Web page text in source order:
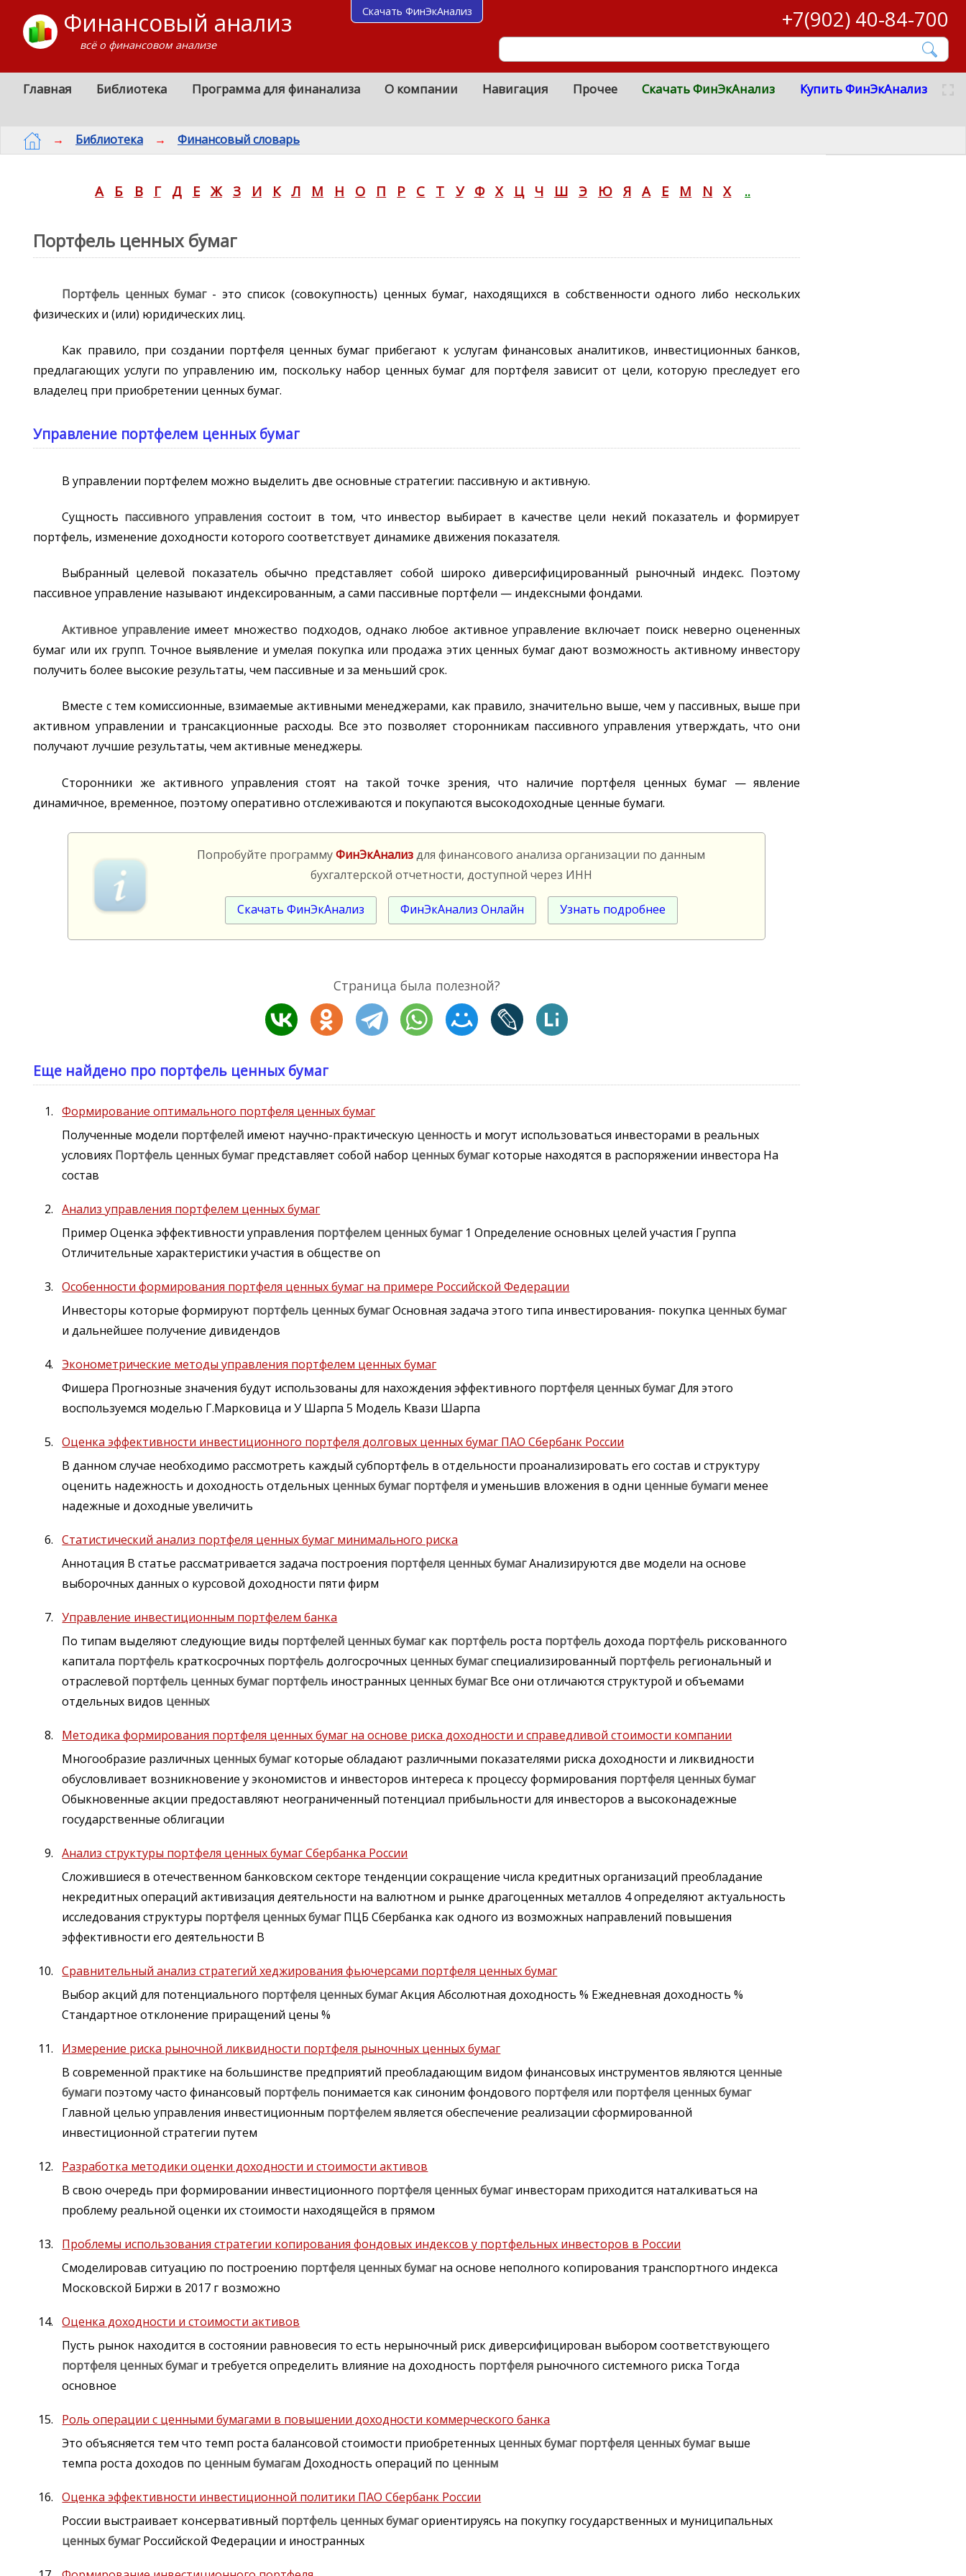
Финансовый анализ
всё о финансовом анализе
+7(902) 40-84-700
Главная Библиотека Программа для финанализа О компании Навигация Прочее Скачать ФинЭкАнализ Купить ФинЭкАнализ
→ Библиотека → Финансовый словарь
А Б В Г Д Е Ж З И К Л М Н О П Р С Т У Ф Х Ц Ч Ш Э Ю Я A E M N X ..
Портфель ценных бумаг
Портфель ценных бумаг- это список (совокупность) ценных бумаг, находящихся в собственности одного либо нескольких
физических и (или) юридических лиц.
Как правило, при создании портфеля ценных бумаг прибегают к услугам финансовых аналитиков, инвестиционных банков,
предлагающих услуги по управлению им, поскольку набор ценных бумаг для портфеля зависит от цели, которую преследует его
владелец при приобретении ценных бумаг.
Управление портфелем ценных бумаг
В управлении портфелем можно выделить две основные стратегии: пассивную и активную.
Сущность пассивного управления состоит в том, что инвестор выбирает в качестве цели некий показатель и формирует
портфель, изменение доходности которого соответствует динамике движения показателя.
Выбранный целевой показатель обычно представляет собой широко диверсифицированный рыночный индекс. Поэтому
пассивное управление называют индексированным, а сами пассивные портфели — индексными фондами.
Активное управлениеимеет множество подходов, однако любое активное управление включает поиск неверно оцененных
бумаг или их групп. Точное выявление и умелая покупка или продажа этих ценных бумаг дают возможность активному инвестору
получить более высокие результаты, чем пассивные и за меньший срок.
Вместе с тем комиссионные, взимаемые активными менеджерами, как правило, значительно выше, чем у пассивных, выше при
активном управлении и трансакционные расходы. Все это позволяет сторонникам пассивного управления утверждать, что они
получают лучшие результаты, чем активные менеджеры.
Сторонники же активного управления стоят на такой точке зрения, что наличие портфеля ценных бумаг — явление
динамичное, временное, поэтому оперативно отслеживаются и покупаются высокодоходные ценные бумаги.
Попробуйте программуФинЭкАнализдля финансового анализа организации по данным
бухгалтерской отчетности, доступной через ИНН
Скачать ФинЭкАнализ ФинЭкАнализ Онлайн Узнать подробнее
Страница была полезной?
Еще найдено про портфель ценных бумаг
Формирование оптимального портфеля ценных бумаг
Полученные модели портфелей имеют научно-практическую ценность и могут использоваться инвесторами в реальных
условиях Портфель ценныхбумагпредставляет собой набор ценныхбумагкоторые находятся в распоряжении инвестора На
состав
Анализ управления портфелем ценных бумаг
Пример Оценка эффективности управления портфелем ценныхбумаг1 Определение основных целей участия Группа
Отличительные характеристики участия в обществе on
Особенности формирования портфеля ценных бумаг на примере Российской Федерации
Инвесторы которые формируют портфель ценныхбумагОсновная задача этого типа инвестирования- покупка ценныхбумаг
и дальнейшее получение дивидендов
Эконометрические методы управления портфелем ценных бумаг
Фишера Прогнозные значения будут использованы для нахождения эффективного портфеля ценныхбумагДля этого
воспользуемся моделью Г.Марковица и У Шарпа 5 Модель Квази Шарпа
Оценка эффективности инвестиционного портфеля долговых ценных бумаг ПАО Сбербанк России
В данном случае необходимо рассмотреть каждый субпортфель в отдельности проанализировать его состав и структуру
оценить надежность и доходность отдельных ценныхбумаг портфеля и уменьшив вложения в одни ценныебумаги менее
надежные и доходные увеличить
Статистический анализ портфеля ценных бумаг минимального риска
Аннотация В статье рассматривается задача построения портфеля ценныхбумагАнализируются две модели на основе
выборочных данных о курсовой доходности пяти фирм
Управление инвестиционным портфелем банка
По типам выделяют следующие виды портфелей ценныхбумагкак портфель роста портфельдохода портфель рискованного
капитала портфель краткосрочных портфельдолгосрочных ценныхбумагспециализированный портфель региональный и
отраслевой портфель ценныхбумаг портфель иностранных ценныхбумагВсе они отличаются структурой и объемами
отдельных видов ценных
Методика формирования портфеля ценных бумаг на основе риска доходности и справедливой стоимости компании
Многообразие различных ценныхбумагкоторые обладают различными показателями риска доходности и ликвидности
обусловливает возникновение у экономистов и инвесторов интереса к процессу формирования портфеля ценныхбумаг
Обыкновенные акции предоставляют неограниченный потенциал прибыльности для инвесторов а высоконадежные
государственные облигации
Анализ структуры портфеля ценных бумаг Сбербанка России
Сложившиеся в отечественном банковском секторе тенденции сокращение числа кредитных организаций преобладание
некредитных операций активизация деятельности на валютном и рынке драгоценных металлов 4 определяют актуальность
исследования структуры портфеля ценныхбумагПЦБ Сбербанка как одного из возможных направлений повышения
эффективности его деятельности В
Сравнительный анализ стратегий хеджирования фьючерсами портфеля ценных бумаг
Выбор акций для потенциального портфеля ценныхбумагАкция Абсолютная доходность % Ежедневная доходность %
Стандартное отклонение приращений цены %
Измерение риска рыночной ликвидности портфеля рыночных ценных бумаг
В современной практике на большинстве предприятий преобладающим видом финансовых инструментов являются ценные
бумаги поэтому часто финансовый портфель понимается как синоним фондового портфеля или портфеля ценныхбумаг
Главной целью управления инвестиционным портфелемявляется обеспечение реализации сформированной
инвестиционной стратегии путем
Разработка методики оценки доходности и стоимости активов
В свою очередь при формировании инвестиционного портфеля ценныхбумагинвесторам приходится наталкиваться на
проблему реальной оценки их стоимости находящейся в прямом
Проблемы использования стратегии копирования фондовых индексов у портфельных инвесторов в России
Смоделировав ситуацию по построению портфеля ценныхбумагна основе неполного копирования транспортного индекса
Московской Биржи в 2017 г возможно
Оценка доходности и стоимости активов
Пусть рынок находится в состоянии равновесия то есть нерыночный риск диверсифицирован выбором соответствующего
портфеля ценныхбумаги требуется определить влияние на доходность портфеля рыночного системного риска Тогда
основное
Роль операции с ценными бумагами в повышении доходности коммерческого банка
Это объясняется тем что темп роста балансовой стоимости приобретенных ценныхбумаг портфеля ценныхбумагвыше
темпа роста доходов по ценнымбумагамДоходность операций по ценным
Оценка эффективности инвестиционной политики ПАО Сбербанк России
России выстраивает консервативный портфель ценныхбумагориентируясь на покупку государственных и муниципальных
ценныхбумагРоссийской Федерации и иностранных
Скачать ФинЭкАнализ